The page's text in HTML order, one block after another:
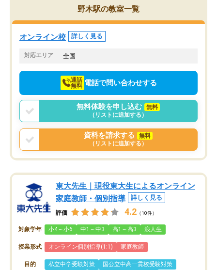
を的確に指導いただき、子どももびっ
くりするほど楽しんでやる気を持って
塾を受けています。狙い通り、少しず
つ成績も上がり、苦手意識も無くなっ
てきたので、さらに苦手な数学も追加
でお願いしました。来年の高校受験に
野木駅の教室一覧
オンライン校 詳しく見る
対応エリア 全国
通話
無料 電話で問い合わせする
無料体験を申し込む
無料
（リストに追加する）
資料を請求する
無料
（リストに追加する）
東大先生｜現役東大生によるオンライン
家庭教師・個別指導
詳しく見る
評価 4.2 （10件）
対象学年 小4～小6 中1～中3 高1～高3 浪人生
授業形式 オンライン個別指導(1:1) 家庭教師
目的 私立中学受験対策
国公立中高一貫校受験対策